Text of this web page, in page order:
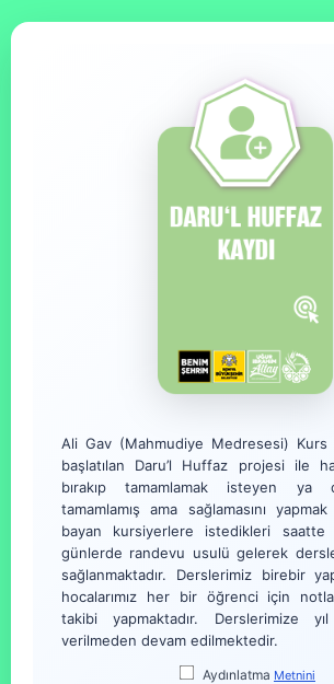
Ali Gav (Mahmudiye Medresesi) Kurs
başlatılan Daru’l Huffaz projesi ile
bırakıp tamamlamak isteyen ya
tamamlamış ama sağlamasını
bayan kursiyerlere istedikleri
günlerde randevu usulü gelerek
sağlanmaktadır. Derslerimiz birebir
hocalarımız her bir öğrenci için
takibi yapmaktadır. Derslerimize
verilmeden devam edilmektedir.
Aydınlatma Metnini